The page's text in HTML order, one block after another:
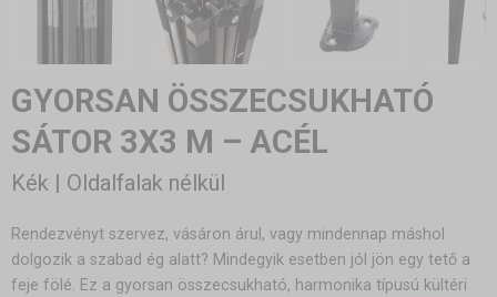
GYORSAN ÖSSZECSUKHATÓ
SÁTOR 3X3 M – ACÉL
Kék | Oldalfalak nélkül
Rendezvényt szervez, vásáron árul, vagy mindennap máshol
dolgozik a szabad ég alatt? Mindegyik esetben jól jön egy tető a
feje fölé. Ez a gyorsan összecsukható, harmonika típusú kültéri